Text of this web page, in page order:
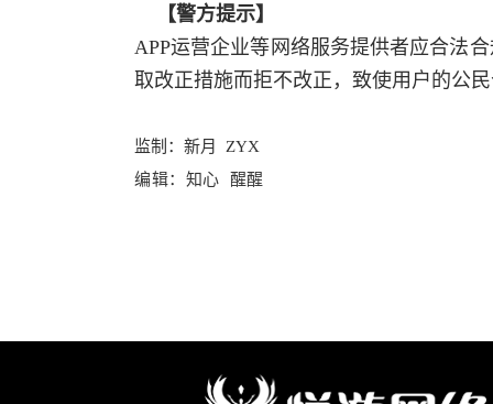
【警方提示】
APP运营企业等网络服务提供者应合法
取改正措施而拒不改正，致使用户的公
监制： 新月 ZYX
编辑： 知心 醒醒